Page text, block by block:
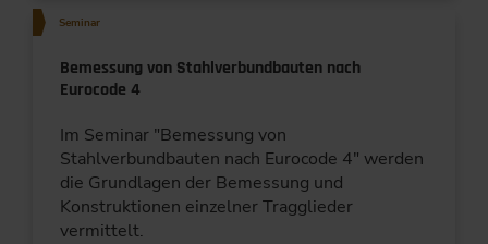
Seminar
Bemessung von Stahlverbundbauten nach
Eurocode 4
Im Seminar "Bemessung von
Stahlverbundbauten nach Eurocode 4" werden
die Grundlagen der Bemessung und
Konstruktionen einzelner Tragglieder
vermittelt.